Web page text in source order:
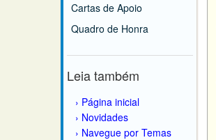
Cartas de Apoio
Quadro de Honra
Leia também
Página inicial
Novidades
Navegue por Temas